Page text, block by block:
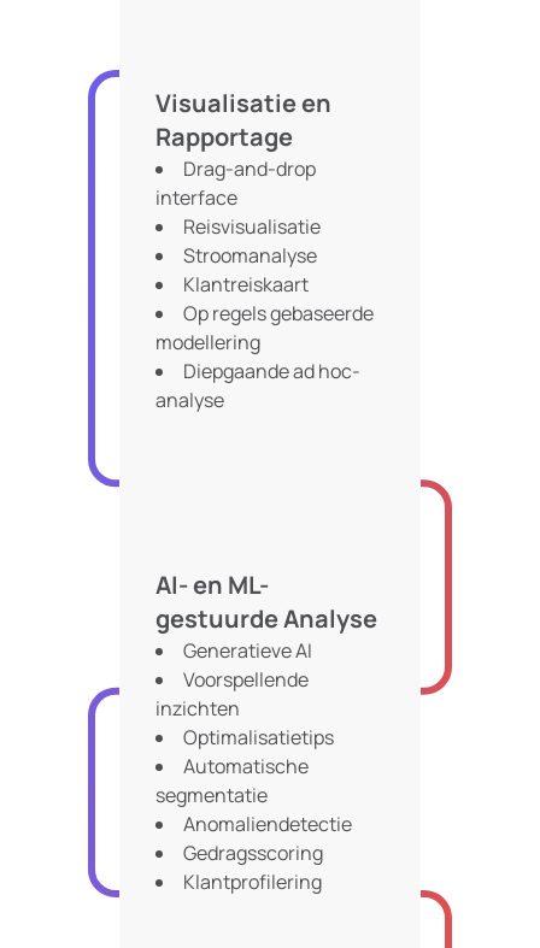
Visualisatie en
Rapportage
Drag-and-drop
interface
Reisvisualisatie
Stroomanalyse
Klantreiskaart
Op regels gebaseerde
modellering
Diepgaande ad hoc-
analyse
AI- en ML-
gestuurde Analyse
Generatieve AI
Voorspellende
inzichten
Optimalisatietips
Automatische
segmentatie
Anomaliendetectie
Gedragsscoring
Klantprofilering